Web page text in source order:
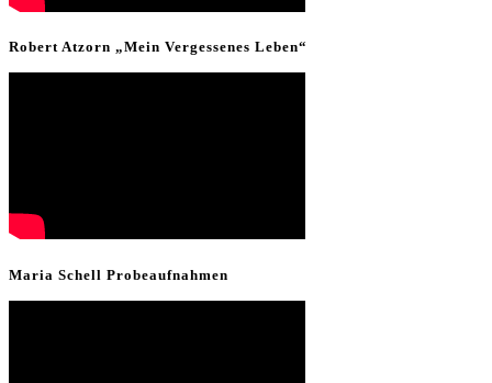
Robert Atzorn „Mein Vergessenes Leben“
Maria Schell Probeaufnahmen